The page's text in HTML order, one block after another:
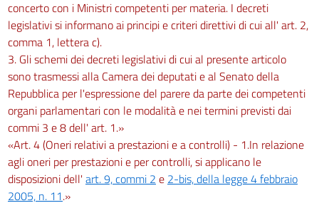
concerto con i Ministri competenti per materia. I decreti
legislativi si informano ai principi e criteri direttivi di cui all' art. 2,
comma 1, lettera c).
3. Gli schemi dei decreti legislativi di cui al presente articolo
sono trasmessi alla Camera dei deputati e al Senato della
Repubblica per l'espressione del parere da parte dei competenti
organi parlamentari con le modalità e nei termini previsti dai
commi 3 e 8 dell' art. 1.»
«Art. 4 (Oneri relativi a prestazioni e a controlli) - 1.In relazione
agli oneri per prestazioni e per controlli, si applicano le
disposizioni dell' art. 9, commi 2 e 2-bis, della legge 4 febbraio
2005, n. 11.»